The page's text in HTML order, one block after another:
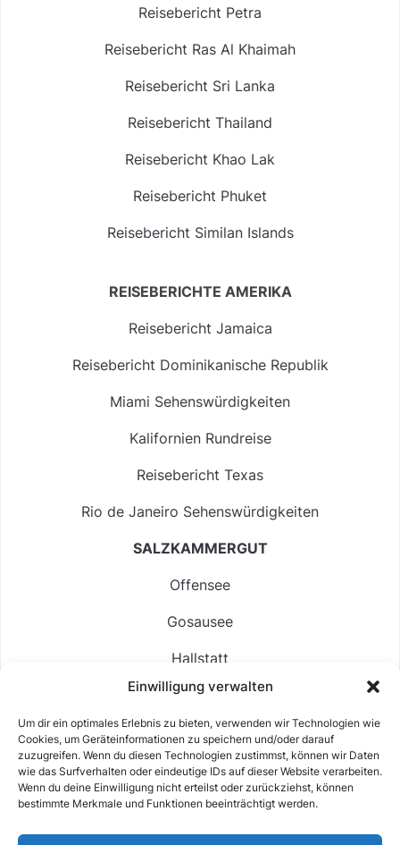
Einwilligung verwalten
Um dir ein optimales Erlebnis zu bieten, verwenden wir Technologien wie
Cookies, um Geräteinformationen zu speichern und/oder darauf
zuzugreifen. Wenn du diesen Technologien zustimmst, können wir Daten
wie das Surfverhalten oder eindeutige IDs auf dieser Website verarbeiten.
Wenn du deine Einwilligung nicht erteilst oder zurückziehst, können
bestimmte Merkmale und Funktionen beeinträchtigt werden.
Reisebericht Petra
Reisebericht Ras Al Khaimah
Reisebericht Sri Lanka
Reisebericht Thailand
Reisebericht Khao Lak
Reisebericht Phuket
Reisebericht Similan Islands
REISEBERICHTE AMERIKA
Reisebericht Jamaica
Reisebericht Dominikanische Republik
Miami Sehenswürdigkeiten
Kalifornien Rundreise
Reisebericht Texas
Rio de Janeiro Sehenswürdigkeiten
SALZKAMMERGUT
Offensee
Gosausee
Hallstatt
Langbathsee
Altausseer See
Hintersee